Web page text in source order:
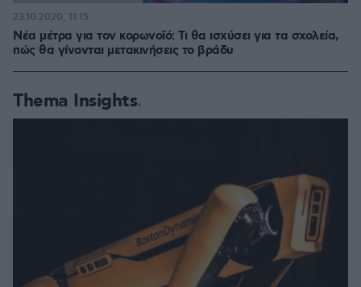
Νέα μέτρα για τον κορωνοϊό: Τι θα ισχύσει για τα σχολεία,
πώς θα γίνονται μετακινήσεις το βράδυ
23.10.2020, 11:15
Thema Insights